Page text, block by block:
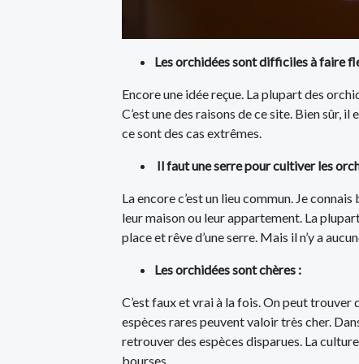
Les orchidées sont difficiles à faire
Encore une idée reçue. La plupart des
C’est une des raisons de ce site. Bien sûr,
ce sont des cas extrêmes.
Il faut une serre pour cultiver les
La encore c’est un lieu commun. Je
leur maison ou leur appartement. La
place et rêve d’une serre. Mais il n’y a
Les orchidées sont chères :
C’est faux et vrai à la fois. On peut trouver
espèces rares peuvent valoir très cher.
retrouver des espèces disparues. La
bourses.